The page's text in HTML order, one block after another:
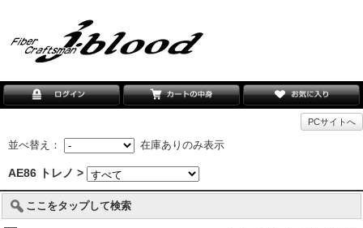
PCサイトへ
並べ替え： 在庫ありのみ表示
AE86 トレノ >
ここをタップして検索